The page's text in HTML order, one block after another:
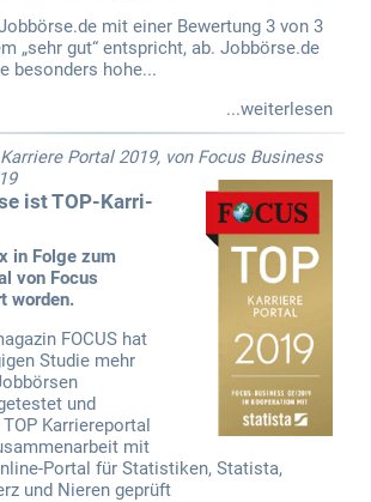
mit einer Bewertung 3 von 3
„sehr gut“ entspricht, ab. Jobbörse.de
besonders hohe...
...weiterlesen
Portal 2019, von Focus Business
ist TOP-Karri­
in Folge zum
von Focus
worden.
FOCUS hat
Studie mehr
und
Karriereportal
mit
Portal für Statistiken, Statista,
und Nieren geprüft